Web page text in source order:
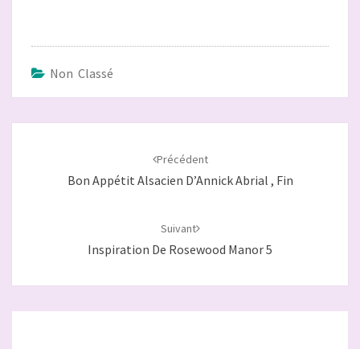
Non Classé
Précédent
Bon Appétit Alsacien D’Annick Abrial , Fin
Suivant
Inspiration De Rosewood Manor 5